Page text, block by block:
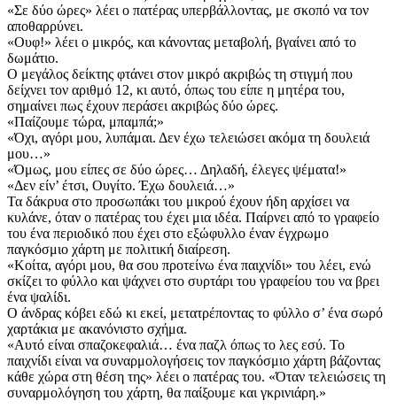
«Σε δύο ώρες» λέει ο πατέρας υπερβάλλοντας, με σκοπό να τον
αποθαρρύνει.
«Ουφ!» λέει ο μικρός, και κάνοντας μεταβολή, βγαίνει από το
δωμάτιο.
Ο μεγάλος δείκτης φτάνει στον μικρό ακριβώς τη στιγμή που
δείχνει τον αριθμό 12, κι αυτό, όπως του είπε η μητέρα του,
σημαίνει πως έχουν περάσει ακριβώς δύο ώρες.
«Παίζουμε τώρα, μπαμπά;»
«Όχι, αγόρι μου, λυπάμαι. Δεν έχω τελειώσει ακόμα τη δουλειά
μου…»
«Όμως, μου είπες σε δύο ώρες… Δηλαδή, έλεγες ψέματα!»
«Δεν είν’ έτσι, Ουγίτο. Έχω δουλειά…»
Τα δάκρυα στο προσωπάκι του μικρού έχουν ήδη αρχίσει να
κυλάνε, όταν ο πατέρας του έχει μια ιδέα. Παίρνει από το γραφείο
του ένα περιοδικό που έχει στο εξώφυλλο έναν έγχρωμο
παγκόσμιο χάρτη με πολιτική διαίρεση.
«Κοίτα, αγόρι μου, θα σου προτείνω ένα παιχνίδι» του λέει, ενώ
σκίζει το φύλλο και ψάχνει στο συρτάρι του γρα­φείου του να βρει
ένα ψαλίδι.
Ο άνδρας κόβει εδώ κι εκεί, μετατρέποντας το φύλλο σ’ ένα σωρό
χαρτάκια με ακανόνιστο σχήμα.
«Αυτό είναι σπαζοκεφαλιά… ένα παζλ όπως το λες εσύ. Το
παιχνίδι είναι να συναρμολογήσεις τον παγκόσμιο χάρτη βάζοντας
κάθε χώρα στη θέση της» λέει ο πατέρας του. «Όταν τελειώσεις τη
συναρμολόγηση του χάρτη, θα παίξουμε και γκρινιάρη.»